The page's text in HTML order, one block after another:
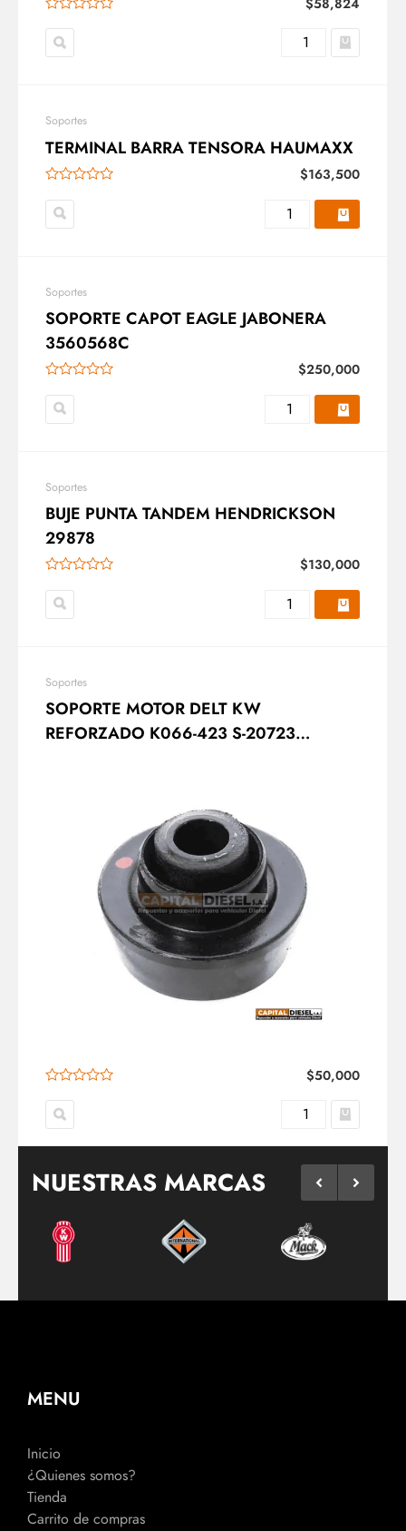
Soportes
TERMINAL BARRA TENSORA HAUMAXX
$163,500
Soportes
SOPORTE CAPOT EAGLE JABONERA
3560568C
$250,000
Soportes
BUJE PUNTA TANDEM HENDRICKSON
29878
$130,000
Soportes
SOPORTE MOTOR DELT KW
REFORZADO K066-423 S-20723
$50,000
NUESTRAS MARCAS
MENU
Inicio
¿Quienes somos?
Tienda
Carrito de compras